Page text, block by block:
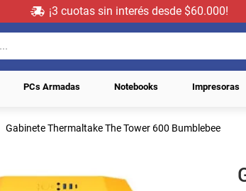
¡3 cuotas sin interés desde $60.000!
PCs Armadas Notebooks Impresoras
Gabinete Thermaltake The Tower 600 Bumblebee